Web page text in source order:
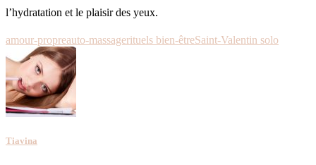
l’hydratation et le plaisir des yeux.
amour-propreauto-massagerituels bien-êtreSaint-Valentin solo
Tiavina